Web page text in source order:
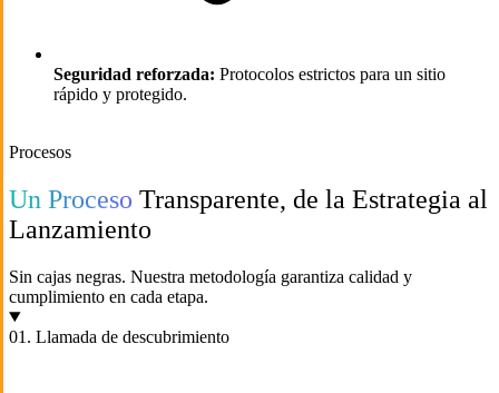
Seguridad reforzada: Protocolos estrictos para un sitio
rápido y protegido.
Procesos
Un Proceso Transparente, de la Estrategia al
Lanzamiento
Sin cajas negras. Nuestra metodología garantiza calidad y
cumplimiento en cada etapa.
01. Llamada de descubrimiento